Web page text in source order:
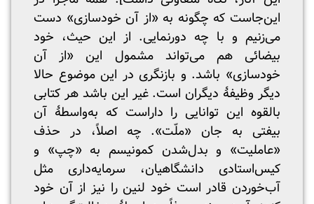
این‌جاست که چگونه به «از آن خودسازی» دست
می‌زنیم و با چه دورنمایی. از این حیث، خود
بیضائی هم می‌تواند مشمول این «از آن
خودسازی» باشد. و بازنگری در این موضوع حالا
دیگر وظیفهٔ دیگران است. غیر این باشد هر کتابی
بالقوه این توانایی را داراست که به‌واسطهٔ آن
بیفتی به جان «ملّت». چه اصلاً، در حذف
«عاملیت» و بدل‌شدن کمونیسم به «چپ» و
کیس‌استادی دانشگاهیان، سرمایه‌داری مثل
آب‌خوردن قادر است خود لنین را نیز از آن خود